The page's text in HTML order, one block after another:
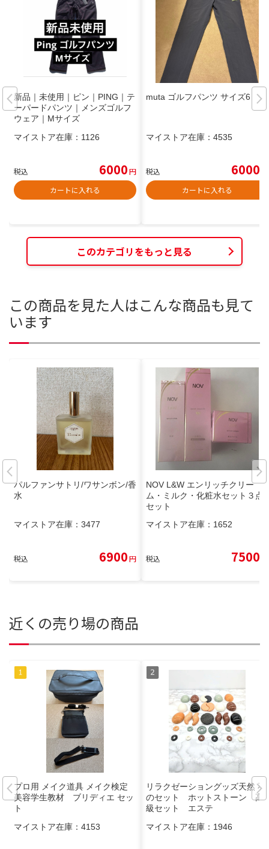
新品｜未使用｜ピン｜PING｜テ
ーパードパンツ｜メンズゴルフ
ウェア｜Mサイズ
マイストア在庫： 1126
税込 6000円
カートに入れる
muta ゴルフパンツ サイズ6
マイストア在庫： 4535
税込 6000
カートに入れる
このカテゴリをもっと見る
この商品を見た人はこんな商品も見て
います
パルファンサトリ/ワサンボン/香
水
マイストア在庫： 3477
税込 6900円
NOV L&W エンリッチクリー
ム・ミルク・化粧水セット３点
セット
マイストア在庫： 1652
税込 7500
近くの売り場の商品
プロ用 メイク道具 メイク検定
美容学生教材 ブリディエ セッ
ト
マイストア在庫： 4153
リラクゼーショングッズ天然 石
のセット ホットストーン 高
級セット エステ
マイストア在庫： 1946